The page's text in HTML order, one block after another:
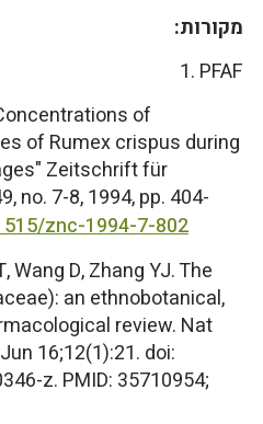
מקורות:
1. PFAF
of
of Rumex crispus during
Zeitschrift für
no. 7-8, 1994, pp. 404-
znc-1994-7-802
Wang D, Zhang YJ. The
an ethnobotanical,
review. Nat
16;12(1):21. doi:
z. PMID: 35710954;